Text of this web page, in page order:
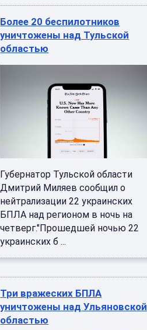
Более 20 беспилотников
уничтожены над Тульской
областью
Губернатор Тульской области
Дмитрий Миляев сообщил о
нейтрализации 22 украинских
БПЛА над регионом в ночь на
четверг."Прошедшей ночью 22
украинских б ...
Три вражеских БПЛА
уничтожены над Ульяновской
областью